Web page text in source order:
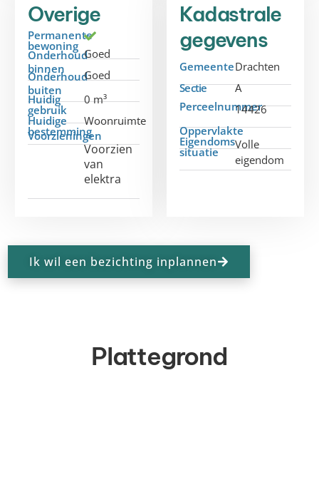
Overige
Permanente
bewoning
Onderhoud
binnen
Goed
Onderhoud
buiten
Goed
Huidig
gebruik
0 m³
Huidige
bestemming
Woonruimte
Voorzieningen
Voorzien
van
elektra
Kadastrale
gegevens
GemeenteDrachten
Sectie
A
Perceelnummer
14426
Oppervlakte
Eigendoms
situatie
Volle
eigendom
Ik wil een bezichting inplannen
Plattegrond